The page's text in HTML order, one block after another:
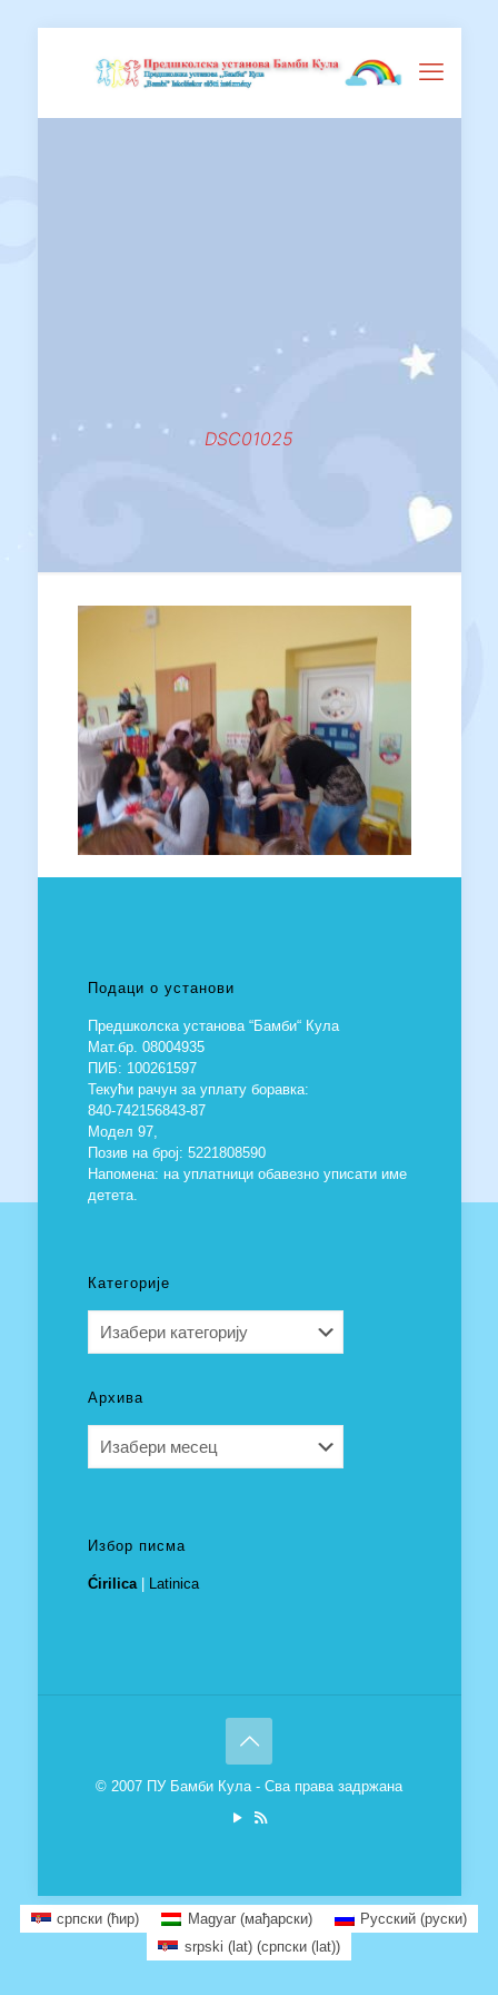
DSC01025
Подаци о установи
Предшколска установа “Бамби“ Кула
Мат.бр. 08004935
ПИБ: 100261597
Текући рачун за уплату боравка:
840-742156843-87
Модел 97,
Позив на број: 5221808590
Напомена: на уплатници обавезно уписати име
детета.
Категорије
Архива
Избор писма
Ćirilica| Latinica
© 2007 ПУ Бамби Кула - Сва права задржана
српски (ћир) Magyar(мађарски) Русский(руски)
srpski (lat)(српски (lat))